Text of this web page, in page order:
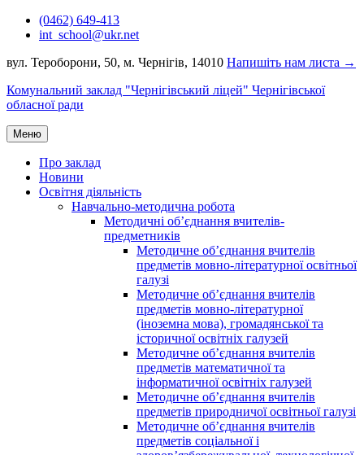
Перейти(0462) 649-413
int_school@ukr.net
вул. Тероборони, 50, м. Чернігів, 14010 Напишіть нам листа →
Комунальний заклад "Чернігівський ліцей" Чернігівської
обласної ради
Меню
Про заклад
Новини
Освітня діяльність
Навчально-методична робота
Методичні об’єднання вчителів-
предметників
Методичне об’єднання вчителів
предметів мовно-літературної освітньої
галузі
Методичне об’єднання вчителів
предметів мовно-літературної
(іноземна мова), громадянської та
історичної освітніх галузей
Методичне об’єднання вчителів
предметів математичної та
інформатичної освітніх галузей
Методичне об’єднання вчителів
предметів природничої освітньої галузі
Методичне об’єднання вчителів
предметів соціальної і